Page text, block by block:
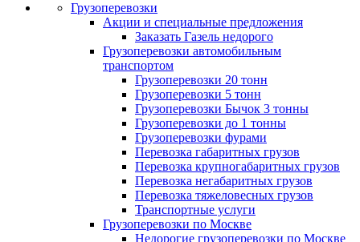
Грузоперевозки
Акции и специальные предложения
Заказать Газель недорого
Грузоперевозки автомобильным
транспортом
Грузоперевозки 20 тонн
Грузоперевозки 5 тонн
Грузоперевозки Бычок 3 тонны
Грузоперевозки до 1 тонны
Грузоперевозки фурами
Перевозка габаритных грузов
Перевозка крупногабаритных грузов
Перевозка негабаритных грузов
Перевозка тяжеловесных грузов
Транспортные услуги
Грузоперевозки по Москве
Недорогие грузоперевозки по Москве